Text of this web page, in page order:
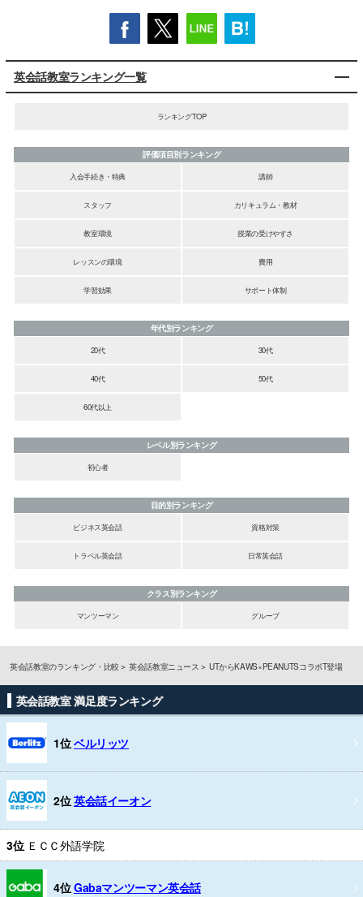
英会話教室ランキング一覧
ランキングTOP
評価項目別ランキング
入会手続き・特典
講師
スタッフ カリキュラム・教材
教室環境 授業の受けやすさ
レッスンの環境 費用
学習効果 サポート体制
年代別ランキング
20代
30代
40代 50代
60代以上
レベル別ランキング
初心者
目的別ランキング
ビジネス英会話
資格対策
トラベル英会話 日常英会話
クラス別ランキング
マンツーマン
グループ
英会話教室のランキング・比較 英会話教室ニュース UTからKAWS×PEANUTSコラボT登場
英会話教室 満足度ランキング
1位ベルリッツ
2位英会話イーオン
3位 ＥＣＣ外語学院
4位Gabaマンツーマン英会話